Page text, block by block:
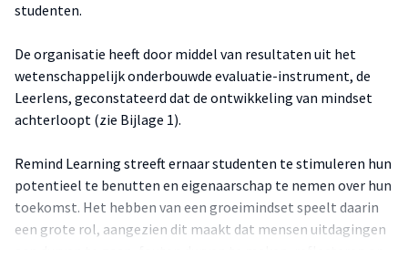
studenten.
De organisatie heeft door middel van resultaten uit het
wetenschappelijk onderbouwde evaluatie-instrument, de
Leerlens, geconstateerd dat de ontwikkeling van mindset
achterloopt (zie Bijlage 1).
Remind Learning streeft ernaar studenten te stimuleren hun
potentieel te benutten en eigenaarschap te nemen over hun
toekomst. Het hebben van een groeimindset speelt daarin
een grote rol, aangezien dit maakt dat mensen uitdagingen